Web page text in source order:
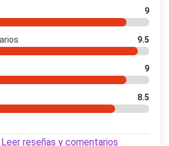
9
9.5
9
8.5
Leer reseñas y comentarios